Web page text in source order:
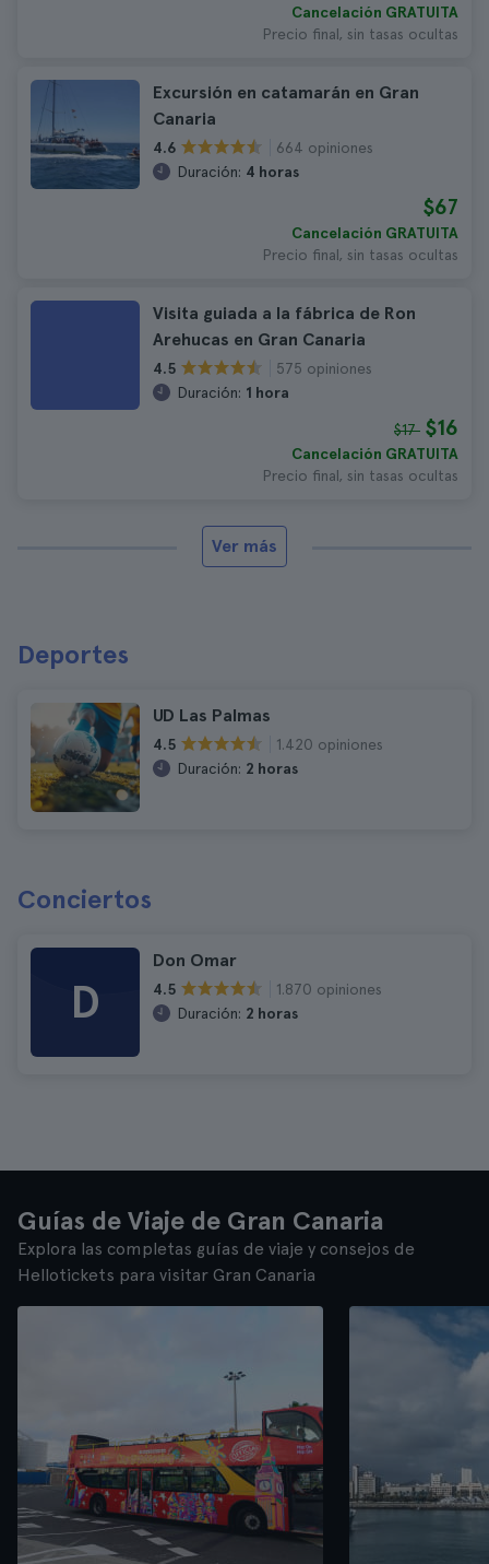
Cancelación GRATUITA
Precio final, sin tasas ocultas
Excursión en catamarán en Gran
Canaria
4.6
664 opiniones
Duración: 4 horas
$67
Cancelación GRATUITA
Precio final, sin tasas ocultas
Visita guiada a la fábrica de Ron
Arehucas en Gran Canaria
4.5
575 opiniones
Duración: 1 hora
$17 $16
Cancelación GRATUITA
Precio final, sin tasas ocultas
Ver más
Deportes
UD Las Palmas
4.5
1.420 opiniones
Duración: 2 horas
Conciertos
D
Don Omar
4.5
1.870 opiniones
Duración: 2 horas
Guías de Viaje de Gran Canaria
Explora las completas guías de viaje y consejos de
Hellotickets para visitar Gran Canaria